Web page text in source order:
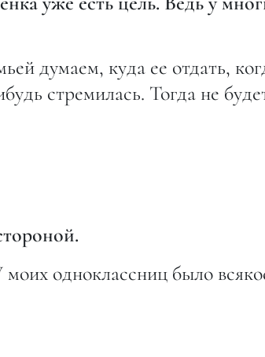
думаем, куда ее отдать,
стремилась. Тогда не
одноклассниц было